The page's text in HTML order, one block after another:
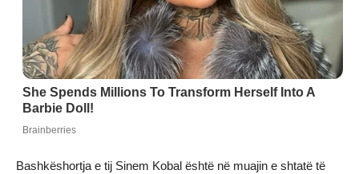
Bashkëshortja e tij Sinem Kobal është në muajin e shtatë të